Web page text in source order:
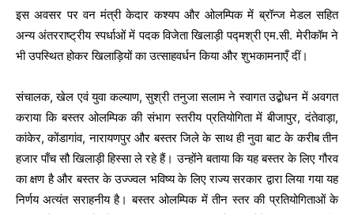
इस अवसर पर वन मंत्री केदार कश्यप और ओलम्पिक में ब्रॉन्ज मेडल सहित
अन्य अंतरराष्ट्रीय स्पर्धाओं में पदक विजेता खिलाड़ी पद्मश्री एम.सी. मेरीकॉम ने
भी उपस्थित होकर खिलाड़ियों का उत्साहवर्धन किया और शुभकामनाएँ दीं।
संचालक, खेल एवं युवा कल्याण, सुश्री तनुजा सलाम ने स्वागत उद्बोधन में अवगत
कराया कि बस्तर ओलम्पिक की संभाग स्तरीय प्रतियोगिता में बीजापुर, दंतेवाड़ा,
कांकेर, कोंडागांव, नारायणपुर और बस्तर जिले के साथ ही नुवा बाट के करीब तीन
हजार पाँच सौ खिलाड़ी हिस्सा ले रहे हैं। उन्होंने बताया कि यह बस्तर के लिए गौरव
का क्षण है और बस्तर के उज्ज्वल भविष्य के लिए राज्य सरकार द्वारा लिया गया यह
निर्णय अत्यंत सराहनीय है। बस्तर ओलम्पिक में तीन स्तर की प्रतियोगिताओं के